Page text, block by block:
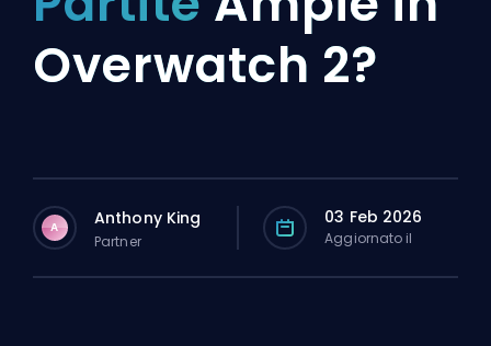
Overwatch 2?
A Anthony King
Partner
03 Feb 2026
Aggiornato il